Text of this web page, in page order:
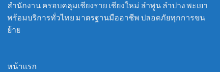
สำนักงาน ครอบคลุมเชียงราย เชียงใหม่ ลำพูน ลำปาง พะเยา
พร้อมบริการทั่วไทย มาตรฐานมืออาชีพ ปลอดภัยทุกการขน
ย้าย
หน้าแรก